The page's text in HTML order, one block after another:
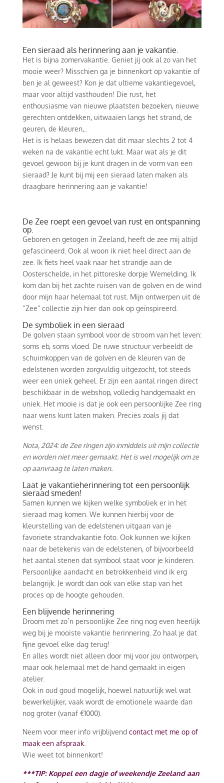
Een sieraad als herinnering aan je vakantie.
Het is bijna zomervakantie. Geniet jij ook al zo van het
mooie weer? Misschien ga je binnenkort op vakantie of
ben je al geweest? Kon je dat ultieme vakantiegevoel,
maar voor altijd vasthouden! Die rust, het
enthousiasme van nieuwe plaatsten bezoeken, nieuwe
gerechten ontdekken, uitwaaien langs het strand, de
geuren, de kleuren,..
Het is is helaas bewezen dat dit maar slechts 2 tot 4
weken na de vakantie echt lukt. Maar wat als je dit
gevoel gewoon bij je kunt dragen in de vorm van een
sieraad? Je kunt bij mij een sieraad laten maken als
draagbare herinnering aan je vakantie!
De Zee roept een gevoel van rust en ontspanning
op.
Geboren en getogen in Zeeland, heeft de zee mij altijd
gefascineerd. Ook al woon ik niet heel direct aan de
zee. Ik fiets heel vaak naar het strandje aan de
Oosterschelde, in het pittoreske dorpje Wemelding. Ik
kom dan bij het zachte ruisen van de golven en de wind
door mijn haar helemaal tot rust. Mijn ontwerpen uit de
“Zee” collectie zijn hier dan ook op geïnspireerd.
De symboliek in een sieraad
De golven staan symbool voor de stroom van het leven:
soms eb, soms vloed. De ruwe structuur verbeeldt de
schuimkoppen van de golven en de kleuren van de
edelstenen worden zorgvuldig uitgezocht, tot steeds
weer een uniek geheel. Er zijn een aantal ringen direct
beschikbaar in de webshop, volledig handgemaakt en
uniek. Het mooie is dat je ook een persoonlijke Zee ring
naar wens kunt laten maken. Precies zoals jij dat
wenst.
Nota, 2024: de Zee ringen zijn inmiddels uit mijn collectie
en worden niet meer gemaakt. Het is wel mogelijk om ze
op aanvraag te laten maken.
Laat je vakantieherinnering tot een persoonlijk
sieraad smeden!
Samen kunnen we kijken welke symboliek er in het
sieraad mag komen. We kunnen hierbij voor de
kleurstelling van de edelstenen uitgaan van je
favoriete strandvakantie foto. Ook kunnen we kijken
naar de betekenis van de edelstenen, of bijvoorbeeld
het aantal stenen dat symbool staat voor je kinderen.
Persoonlijke aandacht en betrokkenheid vind ik erg
belangrijk. Je wordt dan ook van elke stap van het
proces op de hoogte gehouden.
Een blijvende herinnering
Droom met zo`n persoonlijke Zee ring nog even heerlijk
weg bij je mooiste vakantie herinnering. Zo haal je dat
fijne gevoel elke dag terug!
En alles wordt niet alleen door mij voor jou ontworpen,
maar ook helemaal met de hand gemaakt in eigen
atelier.
Ook in oud goud mogelijk, hoewel natuurlijk wel wat
bewerkelijker, vaak wordt de emotionele waarde dan
nog groter (vanaf €1000).
Neem voor meer info vrijblijvend contact met me op of
maak een afspraak.
Wie weet tot binnenkort!
***TIP: Koppel een dagje of weekendje Zeeland aan